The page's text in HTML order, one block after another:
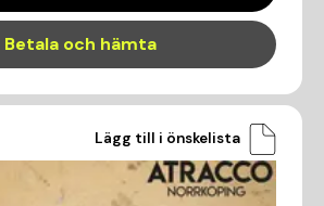
Betala och hämta
Lägg till i önskelista